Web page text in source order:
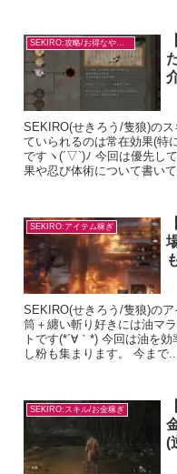
SEKIRO:攻略/お得なやり方
SEKIRO(せきろう/隻狼)の
ていられるのは常在効果(特
ですヽ(´▽`)ﾉ 今回は優先し
果や忍び体術について書い
SEKIRO:アイテム稼ぎ
SEKIRO(せきろう/隻狼)の
筒＋纏い斬り好きには油マ
トです(*´∀｀*) 今回は油を
し粉も集まります。 今まで
SEKIRO:スキル/お金稼ぎ
(